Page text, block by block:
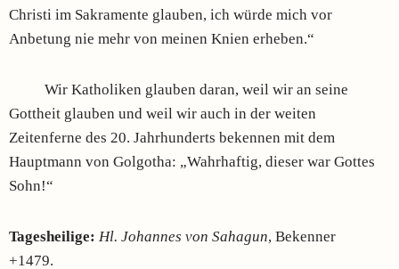
Christi im Sakramente glauben, ich würde mich vor
Anbetung nie mehr von meinen Knien erheben.“
Wir Katholiken glauben daran, weil wir an seine
Gottheit glauben und weil wir auch in der weiten
Zeitenferne des 20. Jahrhunderts bekennen mit dem
Hauptmann von Golgotha: „Wahrhaftig, dieser war Gottes
Sohn!“
Tagesheilige: Hl. Johannes von Sahagun, Bekenner
+1479.